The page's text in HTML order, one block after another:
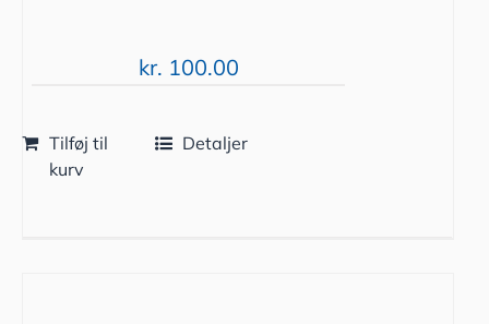
kr. 100.00
Tilføj til
kurv
Detaljer